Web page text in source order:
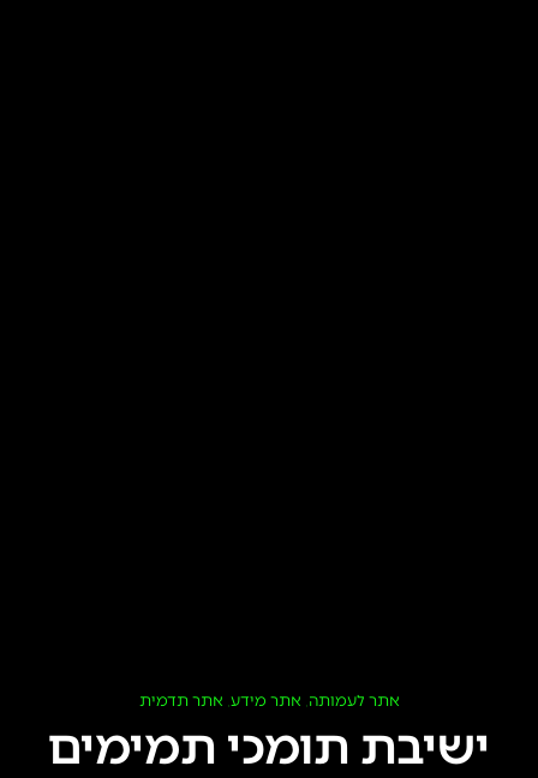
אתר לעמותה, אתר מידע, אתר תדמית
ישיבת תומכי תמימים